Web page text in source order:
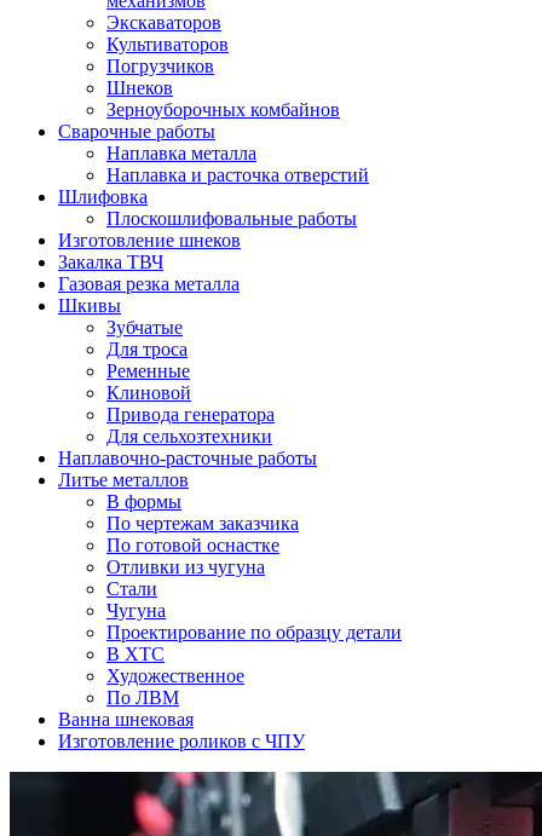
Экскаваторов
Культиваторов
Погрузчиков
Шнеков
Зерноуборочных комбайнов
Сварочные работы
Наплавка металла
Наплавка и расточка отверстий
Шлифовка
Плоскошлифовальные работы
Изготовление шнеков
Закалка ТВЧ
Газовая резка металла
Шкивы
Зубчатые
Для троса
Ременные
Клиновой
Привода генератора
Для сельхозтехники
Наплавочно-расточные работы
Литье металлов
В формы
По чертежам заказчика
По готовой оснастке
Отливки из чугуна
Стали
Чугуна
Проектирование по образцу детали
В ХТС
Художественное
По ЛВМ
Ванна шнековая
Изготовление роликов с ЧПУ